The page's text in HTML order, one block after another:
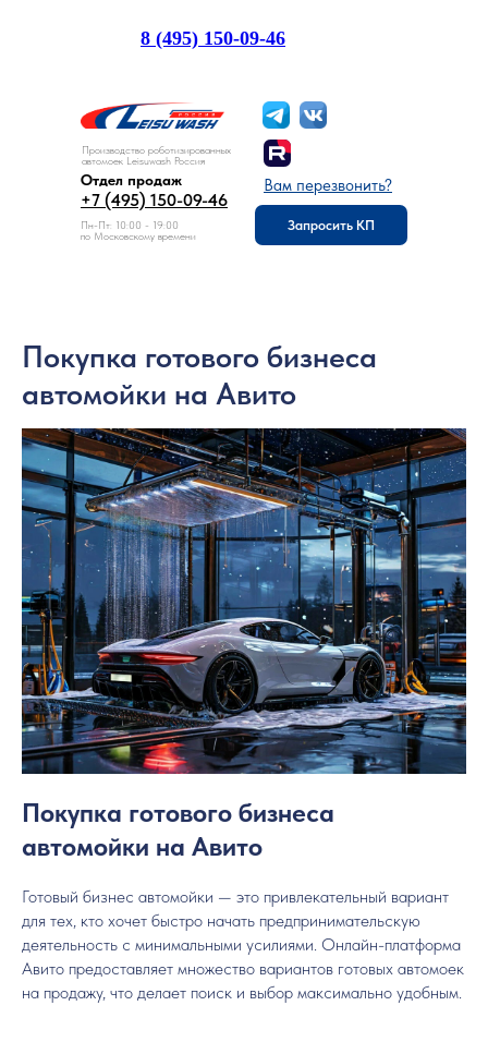
Производство роботизированных
автомоек Leisuwash Россия
+7 (495) 150-09-46
Отдел продаж
Пн-Пт: 10:00 - 19:00
по Московскому времени
Вам перезвонить?
Запросить КП
8 (495) 150-09-46
Покупка готового бизнеса
автомойки на Авито
Покупка готового бизнеса
автомойки на Авито
Готовый бизнес автомойки — это привлекательный вариант
для тех, кто хочет быстро начать предпринимательскую
деятельность с минимальными усилиями. Онлайн-платформа
Авито предоставляет множество вариантов готовых автомоек
на продажу, что делает поиск и выбор максимально удобным.